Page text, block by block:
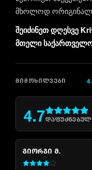
მხოლოდ ორიგინალ
შეიძინეთ დღესვე
მთელი
ᲛᲘᲛᲝᲮᲘᲚᲕᲔᲑᲘ
4.7
ᲒᲘᲝᲠᲒᲘ Მ.